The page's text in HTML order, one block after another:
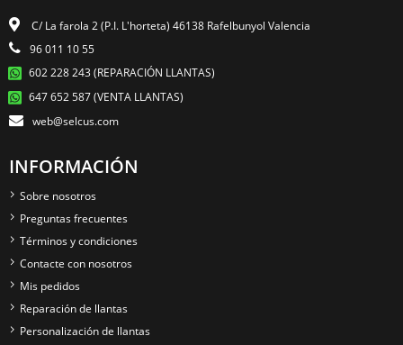
C/ La farola 2 (P.I. L'horteta) 46138 Rafelbunyol Valencia
96 011 10 55
602 228 243 (REPARACIÓN LLANTAS)
647 652 587 (VENTA LLANTAS)
web@selcus.com
INFORMACIÓN
Sobre nosotros
Preguntas frecuentes
Términos y condiciones
Contacte con nosotros
Mis pedidos
Reparación de llantas
Personalización de llantas